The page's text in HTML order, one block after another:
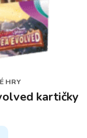
HRY
kartičky